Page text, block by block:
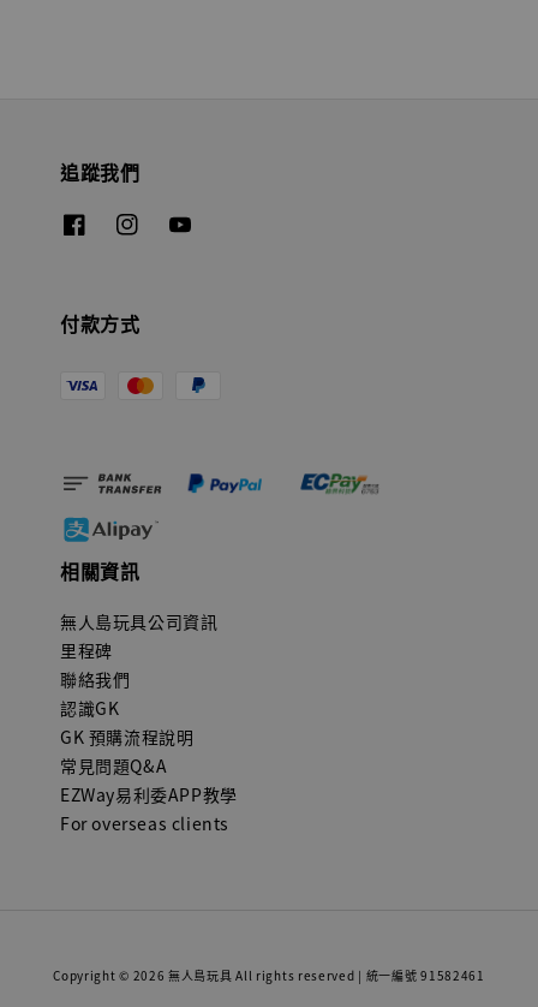
追蹤我們
付款方式
相關資訊
無人島玩具公司資訊
里程碑
聯絡我們
認識GK
GK 預購流程說明
常見問題Q&A
EZWay易利委APP教學
For overseas clients
Copyright © 2026 無人島玩具 All rights reserved | 統一編號 91582461